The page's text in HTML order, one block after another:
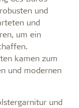
und
und
um ein
kamen zum
und modernen
und